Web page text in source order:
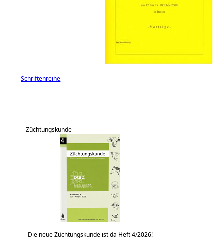
Schriftenreihe
Züchtungskunde
Die neue Züchtungskunde ist da Heft 4/2026!